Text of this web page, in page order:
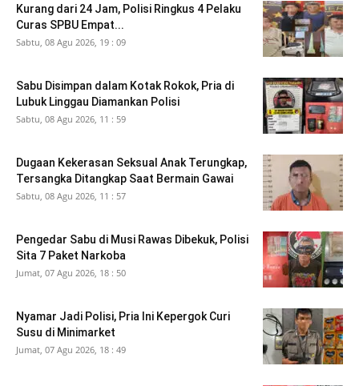
Kurang dari 24 Jam, Polisi Ringkus 4 Pelaku
Curas SPBU Empat...
Sabtu, 08 Agu 2026, 19 : 09
Sabu Disimpan dalam Kotak Rokok, Pria di
Lubuk Linggau Diamankan Polisi
Sabtu, 08 Agu 2026, 11 : 59
Dugaan Kekerasan Seksual Anak Terungkap,
Tersangka Ditangkap Saat Bermain Gawai
Sabtu, 08 Agu 2026, 11 : 57
Pengedar Sabu di Musi Rawas Dibekuk, Polisi
Sita 7 Paket Narkoba
Jumat, 07 Agu 2026, 18 : 50
Nyamar Jadi Polisi, Pria Ini Kepergok Curi
Susu di Minimarket
Jumat, 07 Agu 2026, 18 : 49